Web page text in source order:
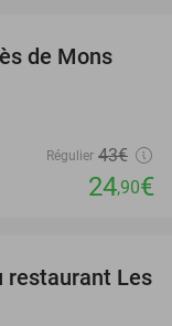
42%
de Mons
Régulier 43€
24,90€
46%
restaurant Les